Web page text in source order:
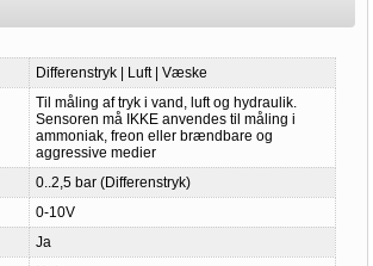
Differenstryk | Luft | Væske
Til måling af tryk i vand, luft og hydraulik.
Sensoren må IKKE anvendes til måling i
ammoniak, freon eller brændbare og
aggressive medier
0..2,5 bar (Differenstryk)
0-10V
Ja